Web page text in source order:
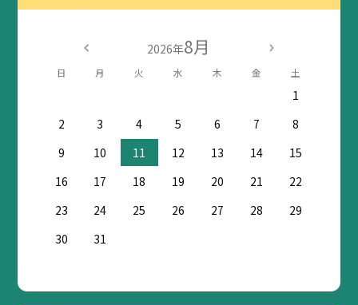
2026年8月
日 月 火 水 木 金 土
1
2
3 4 5 6 7
8
9
10 11 12 13 14
15
16
17 18 19 20 21
22
23
24 25 26 27 28
29
30
31